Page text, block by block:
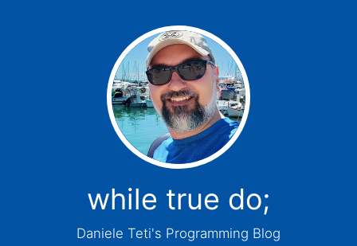
while true do;
Daniele Teti's Programming Blog